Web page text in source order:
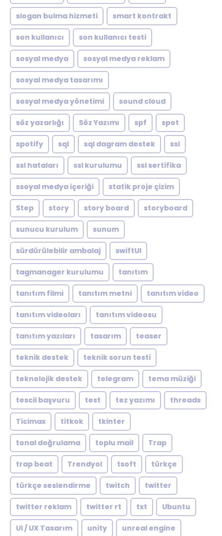
slogan bulma hizmeti smart kontrakt
son kullanıcı son kullanıcı testi
sosyal medya sosyal medya reklam
sosyal medya tasarımı
sosyal medya yönetimi sound cloud
söz yazarlığı Söz Yazımı spf spot
spotify sql sql dagram destek ssl
ssl hataları ssl kurulumu ssl sertifika
ssoyal medya içeriği statik proje çizim
Step story story board storyboard
sunucu kurulum sunum
sürdürülebilir ambalaj swiftUI
tagmanager kurulumu tanıtım
tanıtım filmi tanıtım metni tanıtım video
tanıtım videoları tanıtım videosu
tanıtım yazıları tasarım teaser
teknik destek teknik sorun testi
teknolojik destek telegram tema müziği
tescil başvuru test tez yazımı threads
Ticimax titkok tkinter
tonal doğrulama toplu mail Trap
trap beat Trendyol tsoft türkçe
türkçe seslendirme twitch twitter
twitter reklam twitter rt txt Ubuntu
UI / UX Tasarım unity unreal engine